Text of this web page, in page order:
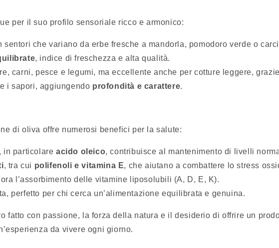
per il suo profilo sensoriale ricco e armonico:
sentori che variano da erbe fresche a mandorla, pomodoro verde o
, indice di freschezza e alta qualità.
carni, pesce e legumi, ma eccellente anche per cotture leggere,
i sapori, aggiungendo profondità e carattere.
di oliva offre numerosi benefici per la salute:
, in particolareacido oleico, contribuisce al mantenimento di livelli
, tra cui polifenoli e vitamina E, che aiutano a combattere lo stress
l’assorbimento delle vitamine liposolubili (A, D, E, K).
perfetto per chi cerca un’alimentazione equilibrata e genuina.
fatto con passione, la forza della natura e il desiderio di offrire un
da vivere ogni giorno.